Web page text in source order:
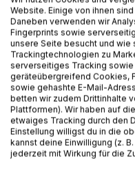
tragische Leben eines
wortgewandt auf.
Szene, die jede für sich
(Hessische/
Die Enge, den
sozialen Verhältnisse
Grenze, beschreibt der
treffend in seinem
Bonn)
172 Seiten, die von einer
Spannung durchdrungen
Website. Einige von ihnen
Daneben verwenden wir
Fingerprints sowie
unsere Seite besucht und wie
Trackingtechnologien zu
serverseitiges Tracking
geräteübergreifend Cookies,
sowie gehashte E-Mail-
betten wir zudem Drittinhalte
Plattformen). Wir haben auf
etwaiges Tracking durch den
Einstellung willigst du in die
kannst deine Einwilligung (z.
jederzeit mit Wirkung für die